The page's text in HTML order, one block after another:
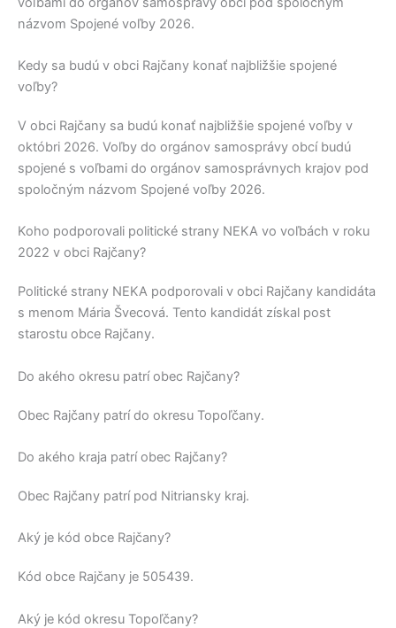
názvom Spojené voľby 2026.
Kedy sa budú v obci Rajčany konať najbližšie spojené
voľby?
V obci Rajčany sa budú konať najbližšie spojené voľby v
októbri 2026. Voľby do orgánov samosprávy obcí budú
spojené s voľbami do orgánov samosprávnych krajov pod
spoločným názvom Spojené voľby 2026.
Koho podporovali politické strany NEKA vo voľbách v roku
2022 v obci Rajčany?
Politické strany NEKA podporovali v obci Rajčany kandidáta
s menom Mária Švecová. Tento kandidát získal post
starostu obce Rajčany.
Do akého okresu patrí obec Rajčany?
Obec Rajčany patrí do okresu Topoľčany.
Do akého kraja patrí obec Rajčany?
Obec Rajčany patrí pod Nitriansky kraj.
Aký je kód obce Rajčany?
Kód obce Rajčany je 505439.
Aký je kód okresu Topoľčany?